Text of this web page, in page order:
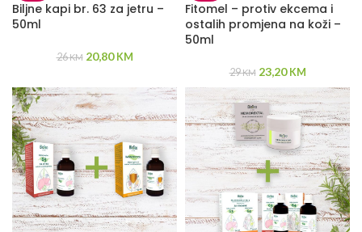
Biljne kapi br. 63 za jetru –
50ml
26KM 20,80 KM
Fitomel – protiv ekcema i
ostalih promjena na koži –
50ml
29KM 23,20 KM